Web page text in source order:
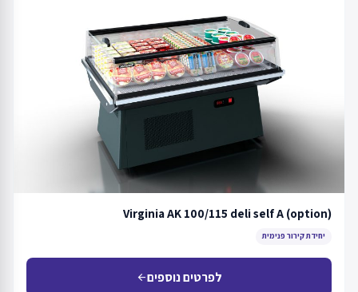
Virginia AK 100/115 deli self A (option)
יחידת קירור פנימית
לפרטים נוספיםarrow_back